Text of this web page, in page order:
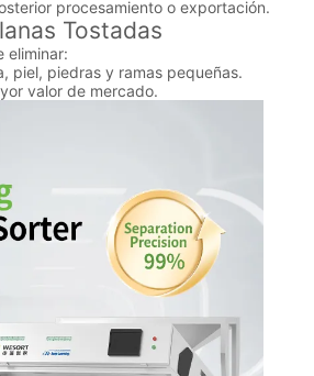
procesamiento o exportación.
Tostadas
eliminar:
piedras y ramas pequeñas.
valor de mercado.